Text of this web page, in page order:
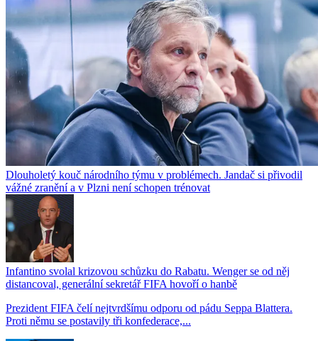
Dlouholetý kouč národního týmu v problémech. Jandač si přivodil
vážné zranění a v Plzni není schopen trénovat
Infantino svolal krizovou schůzku do Rabatu. Wenger se od něj
distancoval, generální sekretář FIFA hovoří o hanbě
Prezident FIFA čelí nejtvrdšímu odporu od pádu Seppa Blattera.
Proti němu se postavily tři konfederace,...